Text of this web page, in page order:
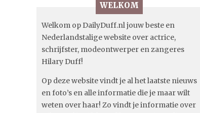
WELKOM
Welkom op DailyDuff.nl jouw beste en
Nederlandstalige website over actrice,
schrijfster, modeontwerper en zangeres
Hilary Duff!
Op deze website vindt je al het laatste nieuws
en foto’s en alle informatie die je maar wilt
weten over haar! Zo vindt je informatie over